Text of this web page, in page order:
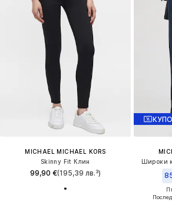
MICHAEL MICHAEL KORS
Skinny Fit Клин
99,90 €(195,39 лв.³)
Широки